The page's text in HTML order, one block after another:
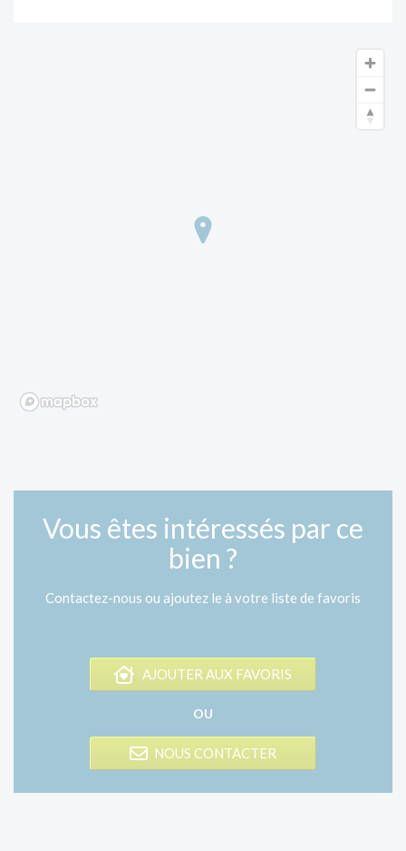
Vous êtes intéressés par ce
bien ?
Contactez-nous ou ajoutez le à votre liste de favoris
AJOUTER AUX FAVORIS
OU
NOUS CONTACTER